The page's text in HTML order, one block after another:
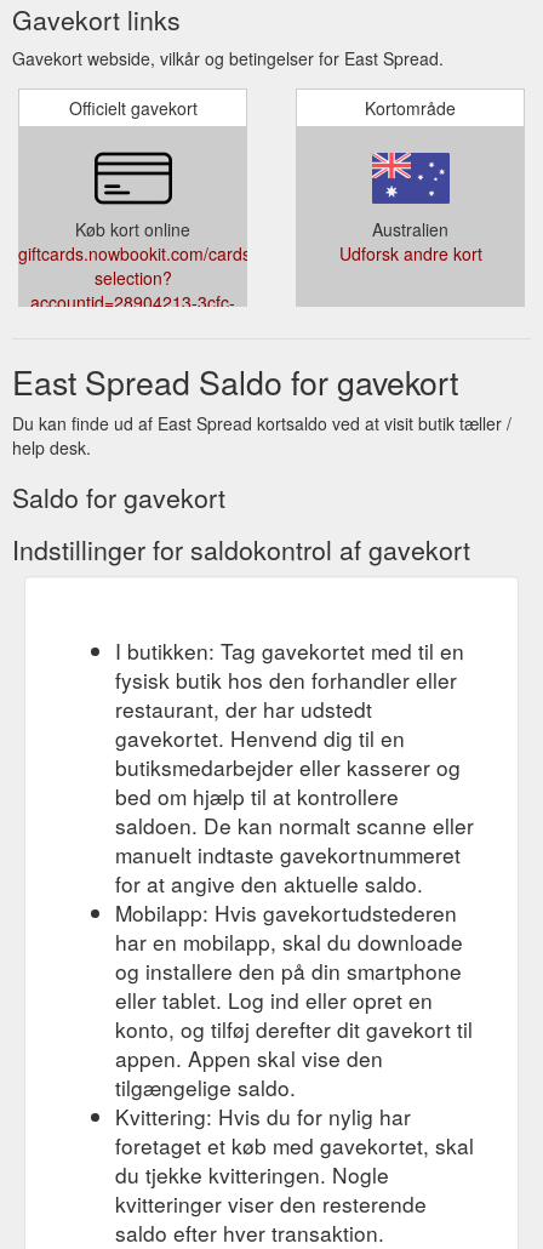
Gavekort links
Gavekort webside, vilkår og betingelser for East Spread.
Officielt gavekort
Køb kort online
giftcards.nowbookit.com/cards/card-
selection?
accountid=28904213-3cfc-
Kortområde
Australien
Udforsk andre kort
East Spread Saldo for gavekort
Du kan finde ud af East Spread kortsaldo ved at visit butik tæller /
help desk.
Saldo for gavekort
Indstillinger for saldokontrol af gavekort
I butikken: Tag gavekortet med til en
fysisk butik hos den forhandler eller
restaurant, der har udstedt
gavekortet. Henvend dig til en
butiksmedarbejder eller kasserer og
bed om hjælp til at kontrollere
saldoen. De kan normalt scanne eller
manuelt indtaste gavekortnummeret
for at angive den aktuelle saldo.
Mobilapp: Hvis gavekortudstederen
har en mobilapp, skal du downloade
og installere den på din smartphone
eller tablet. Log ind eller opret en
konto, og tilføj derefter dit gavekort til
appen. Appen skal vise den
tilgængelige saldo.
Kvittering: Hvis du for nylig har
foretaget et køb med gavekortet, skal
du tjekke kvitteringen. Nogle
kvitteringer viser den resterende
saldo efter hver transaktion.